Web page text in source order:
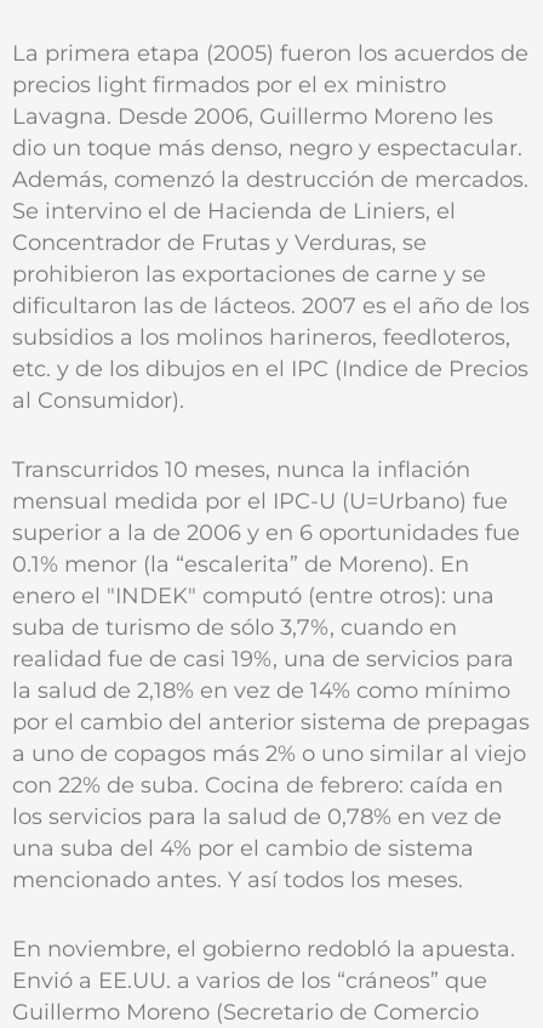
La primera etapa (2005) fueron los acuerdos de
precios light firmados por el ex ministro
Lavagna. Desde 2006, Guillermo Moreno les
dio un toque más denso, negro y espectacular.
Además, comenzó la destrucción de mercados.
Se intervino el de Hacienda de Liniers, el
Concentrador de Frutas y Verduras, se
prohibieron las exportaciones de carne y se
dificultaron las de lácteos. 2007 es el año de los
subsidios a los molinos harineros, feedloteros,
etc. y de los dibujos en el IPC (Indice de Precios
al Consumidor).
Transcurridos 10 meses, nunca la inflación
mensual medida por el IPC-U (U=Urbano) fue
superior a la de 2006 y en 6 oportunidades fue
0.1% menor (la “escalerita” de Moreno). En
enero el "INDEK" computó (entre otros): una
suba de turismo de sólo 3,7%, cuando en
realidad fue de casi 19%, una de servicios para
la salud de 2,18% en vez de 14% como mínimo
por el cambio del anterior sistema de prepagas
a uno de copagos más 2% o uno similar al viejo
con 22% de suba. Cocina de febrero: caída en
los servicios para la salud de 0,78% en vez de
una suba del 4% por el cambio de sistema
mencionado antes. Y así todos los meses.
En noviembre, el gobierno redobló la apuesta.
Envió a EE.UU. a varios de los “cráneos” que
Guillermo Moreno (Secretario de Comercio